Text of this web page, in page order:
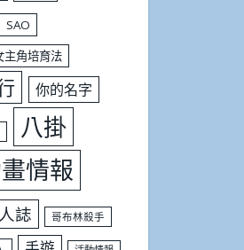
SAO
主角培育法
你的名字
八掛
情報
誌 哥布林殺手